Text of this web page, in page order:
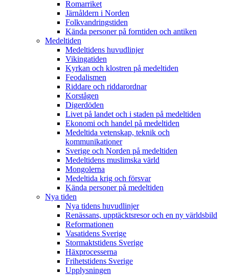
Romarriket
Järnåldern i Norden
Folkvandringstiden
Kända personer på forntiden och antiken
Medeltiden
Medeltidens huvudlinjer
Vikingatiden
Kyrkan och klostren på medeltiden
Feodalismen
Riddare och riddarordnar
Korstågen
Digerdöden
Livet på landet och i staden på medeltiden
Ekonomi och handel på medeltiden
Medeltida vetenskap, teknik och
kommunikationer
Sverige och Norden på medeltiden
Medeltidens muslimska värld
Mongolerna
Medeltida krig och försvar
Kända personer på medeltiden
Nya tiden
Nya tidens huvudlinjer
Renässans, upptäcktsresor och en ny världsbild
Reformationen
Vasatidens Sverige
Stormaktstidens Sverige
Häxprocesserna
Frihetstidens Sverige
Upplysningen